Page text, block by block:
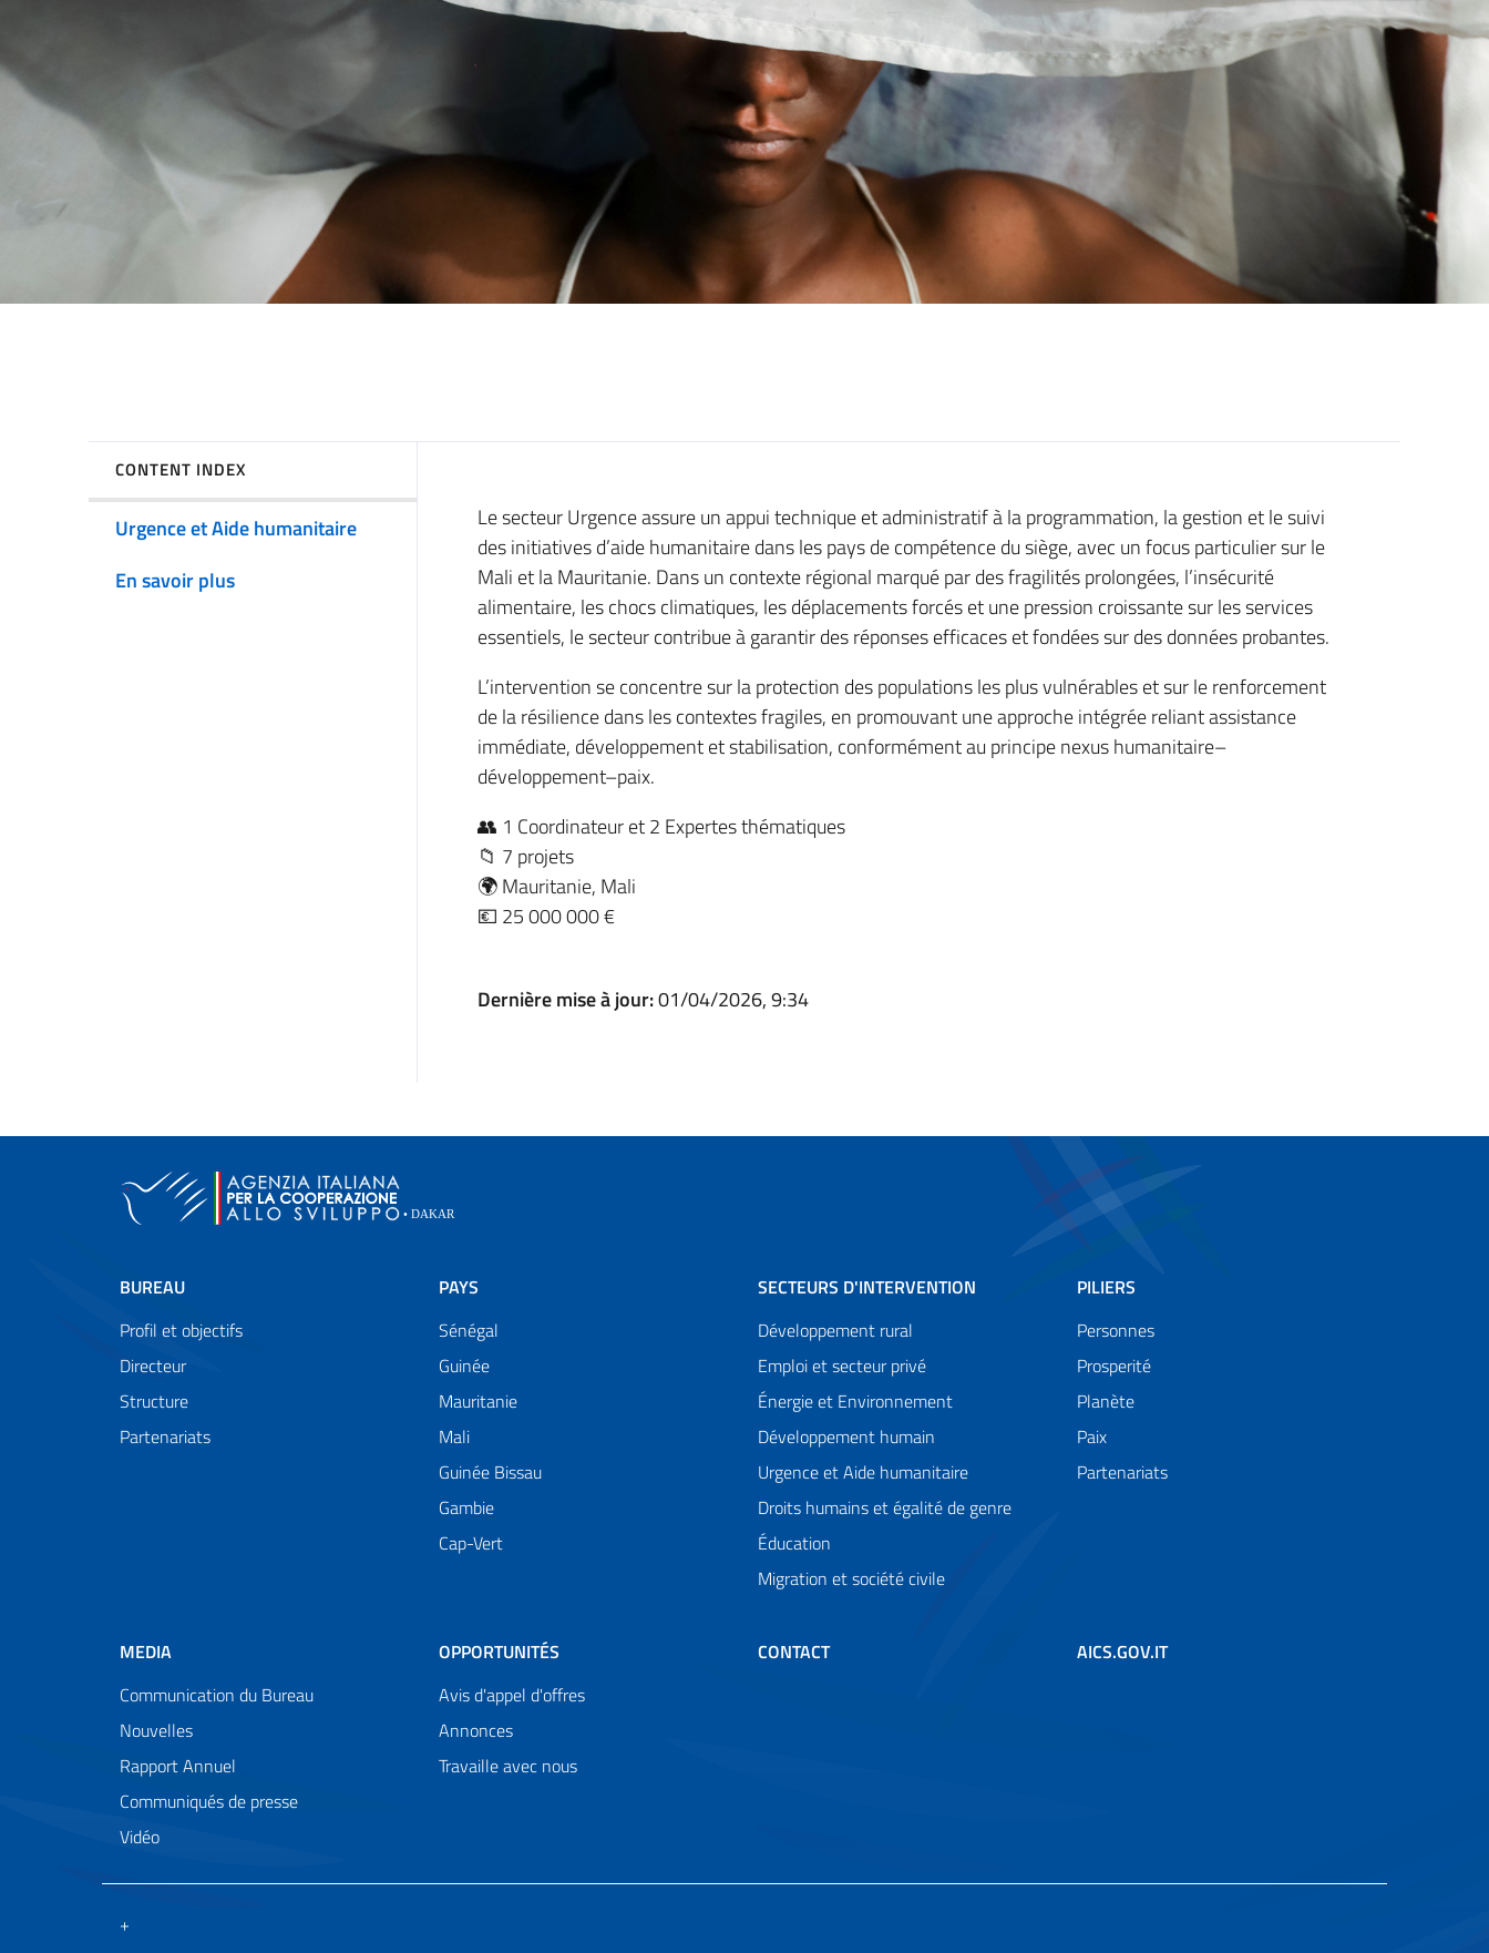
CONTENT INDEX
Urgence et Aide humanitaire
En savoir plus
Le secteur Urgence assure un appui technique et administratif à la programmation, la gestion et le suivi
des initiatives d’aide humanitaire dans les pays de compétence du siège, avec un focus particulier sur le
Mali et la Mauritanie. Dans un contexte régional marqué par des fragilités prolongées, l’insécurité
alimentaire, les chocs climatiques, les déplacements forcés et une pression croissante sur les services
essentiels, le secteur contribue à garantir des réponses efficaces et fondées sur des données probantes.
L’intervention se concentre sur la protection des populations les plus vulnérables et sur le renforcement
de la résilience dans les contextes fragiles, en promouvant une approche intégrée reliant assistance
immédiate, développement et stabilisation, conformément au principe nexus humanitaire–
développement–paix.
👥 1 Coordinateur et 2 Expertes thématiques
📁 7 projets
🌍 Mauritanie, Mali
💶 25 000 000 €
Dernière mise à jour:01/04/2026, 9:34
BUREAU
Profil et objectifs
Directeur
Structure
Partenariats
PAYS
Sénégal
Guinée
Mauritanie
Mali
Guinée Bissau
Gambie
Cap-Vert
SECTEURS D'INTERVENTION
Développement rural
Emploi et secteur privé
Énergie et Environnement
Développement humain
Urgence et Aide humanitaire
Droits humains et égalité de genre
Éducation
Migration et société civile
PILIERS
Personnes
Prosperité
Planète
Paix
Partenariats
MEDIA
Communication du Bureau
Nouvelles
Rapport Annuel
Communiqués de presse
Vidéo
OPPORTUNITÉS
Avis d'appel d'offres
Annonces
Travaille avec nous
CONTACT AICS.GOV.IT
+